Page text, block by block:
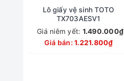
Lô giấy vệ sinh TOTO
TX703AESV1
Giá niêm yết: 1.490.000₫
Giá bán: 1.221.800₫